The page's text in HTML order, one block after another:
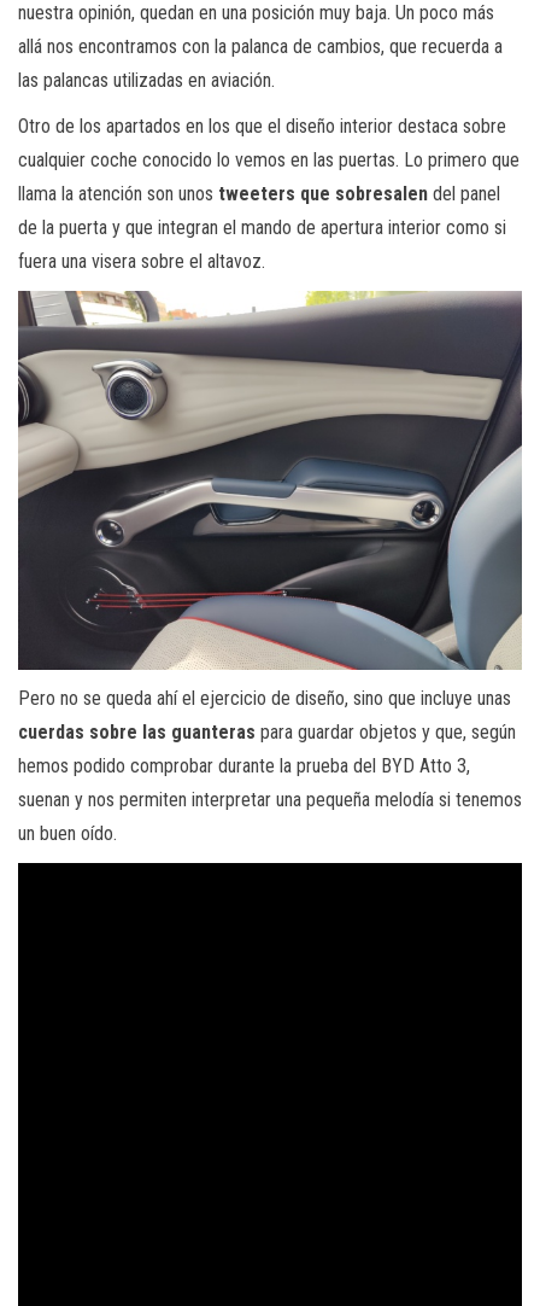
nuestra opinión, quedan en una posición muy baja. Un poco más
allá nos encontramos con la palanca de cambios, que recuerda a
las palancas utilizadas en aviación.
Otro de los apartados en los que el diseño interior destaca sobre
cualquier coche conocido lo vemos en las puertas. Lo primero que
llama la atención son unos tweeters que sobresalen del panel
de la puerta y que integran el mando de apertura interior como si
fuera una visera sobre el altavoz.
Pero no se queda ahí el ejercicio de diseño, sino que incluye unas
cuerdas sobre las guanteras para guardar objetos y que, según
hemos podido comprobar durante la prueba del BYD Atto 3,
suenan y nos permiten interpretar una pequeña melodía si tenemos
un buen oído.